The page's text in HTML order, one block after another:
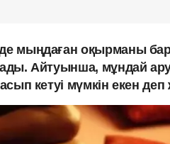
мыңдаған оқырманы
Айтуынша, мұндай
кетуі мүмкін екен